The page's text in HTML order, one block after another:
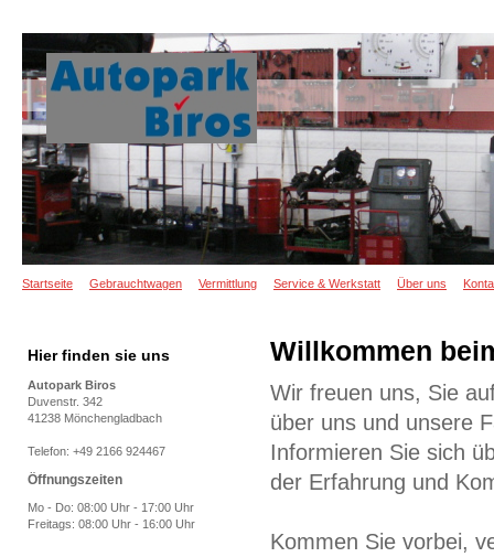
Startseite Gebrauchtwagen Vermittlung Service & Werkstatt Über uns
Willkommen
Wir freuen uns, Sie
über uns und unsere
Informieren Sie sich
der Erfahrung und
Kommen Sie vorbei,
Hier finden sie uns
Autopark Biros
Duvenstr. 342
41238 Mönchengladbach
Telefon: +49 2166 924467
Öffnungszeiten
Mo - Do: 08:00 Uhr - 17:00 Uhr
Freitags: 08:00 Uhr - 16:00 Uhr